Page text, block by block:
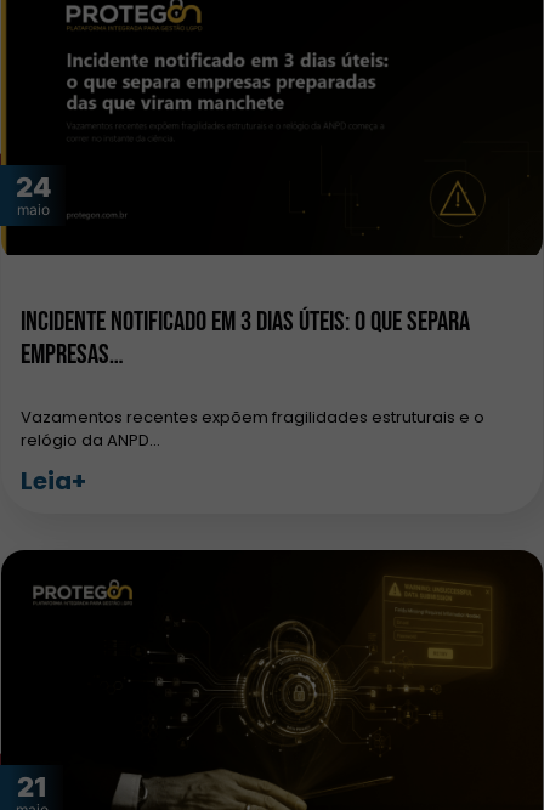
24
maio
Incidente notificado em 3 dias úteis: o que separa
empresas…
Vazamentos recentes expõem fragilidades estruturais e o
relógio da ANPD…
Leia+
21